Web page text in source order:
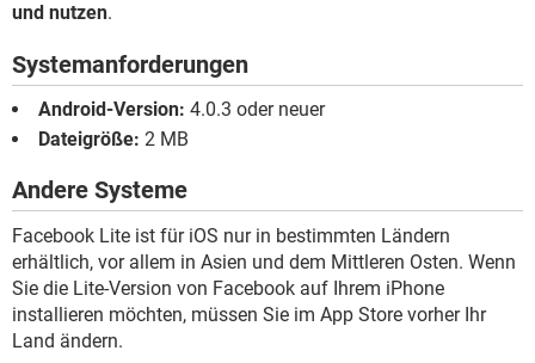
und nutzen.
Systemanforderungen
Android-Version: 4.0.3 oder neuer
Dateigröße: 2 MB
Andere Systeme
Facebook Lite ist für iOS nur in bestimmten Ländern
erhältlich, vor allem in Asien und dem Mittleren Osten. Wenn
Sie die Lite-Version von Facebook auf Ihrem iPhone
installieren möchten, müssen Sie im App Store vorher Ihr
Land ändern.